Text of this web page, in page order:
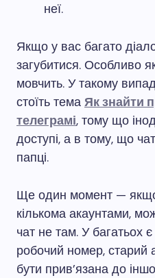
неї.
Якщо у вас багато
загубитися. Особливо
мовчить. У такому
стоїть тема Як знайти
телеграмі, тому що
доступі, а в тому, що
папці.
Ще один момент — якщо
кількома акаунтами,
чат не там. У багатьох
робочий номер, старий
бути прив’язана до